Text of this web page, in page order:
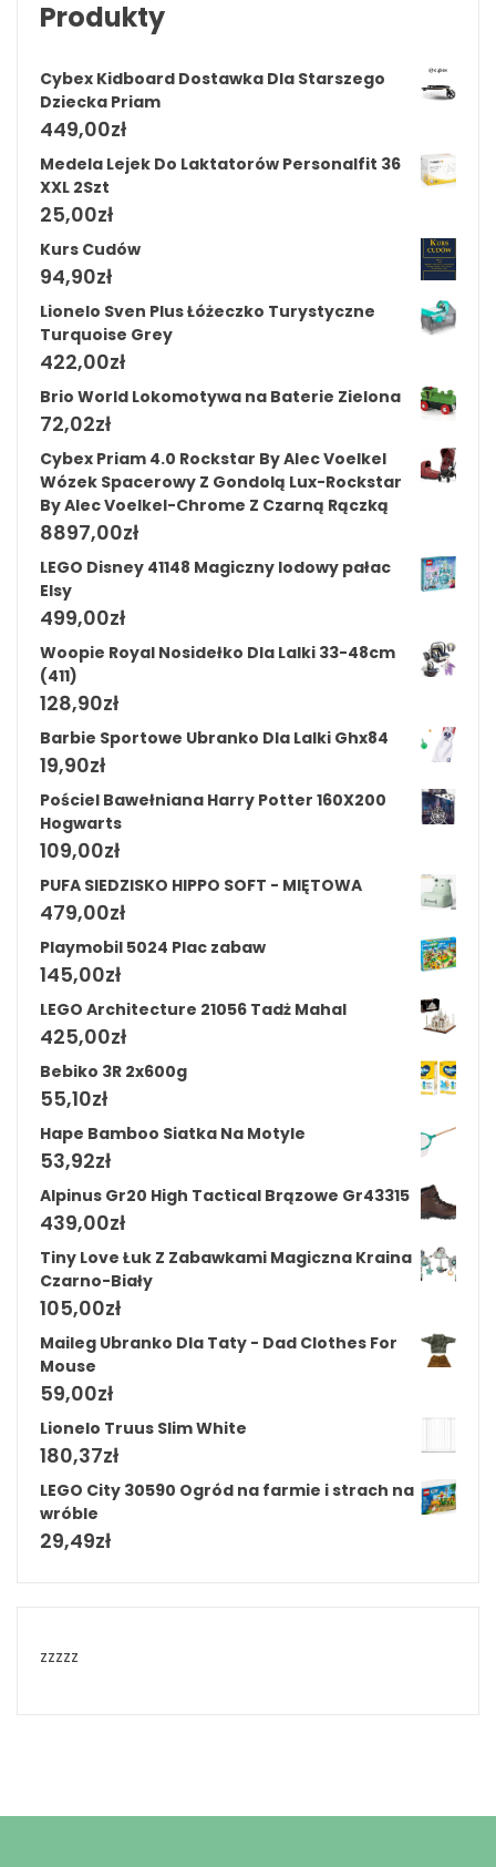
Produkty
Cybex Kidboard Dostawka Dla Starszego
Dziecka Priam
449,00zł
Medela Lejek Do Laktatorów Personalfit 36
XXL 2Szt
25,00zł
Kurs Cudów
94,90zł
Lionelo Sven Plus Łóżeczko Turystyczne
Turquoise Grey
422,00zł
Brio World Lokomotywa na Baterie Zielona
72,02zł
Cybex Priam 4.0 Rockstar By Alec Voelkel
Wózek Spacerowy Z Gondolą Lux-Rockstar
By Alec Voelkel-Chrome Z Czarną Rączką
8897,00zł
LEGO Disney 41148 Magiczny lodowy pałac
Elsy
499,00zł
Woopie Royal Nosidełko Dla Lalki 33-48cm
(411)
128,90zł
Barbie Sportowe Ubranko Dla Lalki Ghx84
19,90zł
Pościel Bawełniana Harry Potter 160X200
Hogwarts
109,00zł
PUFA SIEDZISKO HIPPO SOFT - MIĘTOWA
479,00zł
Playmobil 5024 Plac zabaw
145,00zł
LEGO Architecture 21056 Tadż Mahal
425,00zł
Bebiko 3R 2x600g
55,10zł
Hape Bamboo Siatka Na Motyle
53,92zł
Alpinus Gr20 High Tactical Brązowe Gr43315
439,00zł
Tiny Love Łuk Z Zabawkami Magiczna Kraina
Czarno-Biały
105,00zł
Maileg Ubranko Dla Taty - Dad Clothes For
Mouse
59,00zł
Lionelo Truus Slim White
180,37zł
LEGO City 30590 Ogród na farmie i strach na
wróble
29,49zł
zzzzz